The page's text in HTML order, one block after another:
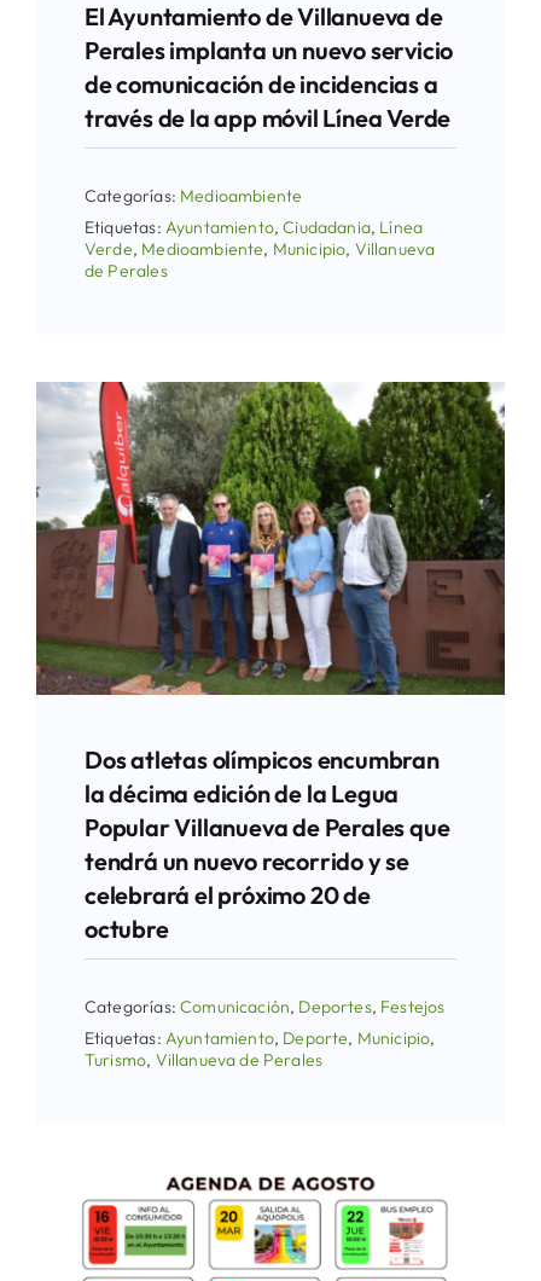
El Ayuntamiento de Villanueva de
Perales implanta un nuevo servicio
de comunicación de incidencias a
través de la app móvil Línea Verde
Categorías: Medioambiente
Etiquetas: Ayuntamiento,Ciudadania, Línea
Verde, Medioambiente, Municipio, Villanueva
de Perales
Dos atletas olímpicos encumbran
la décima edición de la Legua
Popular Villanueva de Perales que
tendrá un nuevo recorrido y se
celebrará el próximo 20 de
octubre
Categorías:Comunicación, Deportes, Festejos
Etiquetas: Ayuntamiento, Deporte, Municipio,
Turismo, Villanueva de Perales